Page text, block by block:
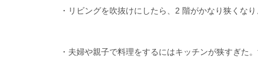
・リビングを吹抜けにしたら、2 階がかなり狭くな
・夫婦や親子で料理をするにはキッチンが狭すぎた